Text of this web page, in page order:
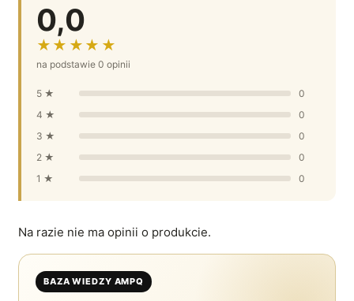
0,0
★★★★★
na podstawie 0 opinii
5 ★
0
4 ★
0
3 ★
0
2 ★
0
1 ★
0
Na razie nie ma opinii o produkcie.
BAZA WIEDZY AMPQ